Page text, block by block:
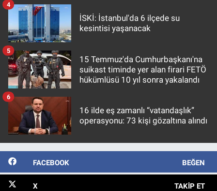
İSKİ: İstanbul'da 6 ilçede su
kesintisi yaşanacak
4
15 Temmuz'da Cumhurbaşkanı'na
suikast timinde yer alan firari FETÖ
hükümlüsü 10 yıl sonra yakalandı
5
16 ilde eş zamanlı “vatandaşlık”
operasyonu: 73 kişi gözaltına alındı
6
FACEBOOK BEĞEN
X TAKIP ET